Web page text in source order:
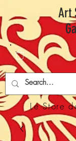
Art
Le Store